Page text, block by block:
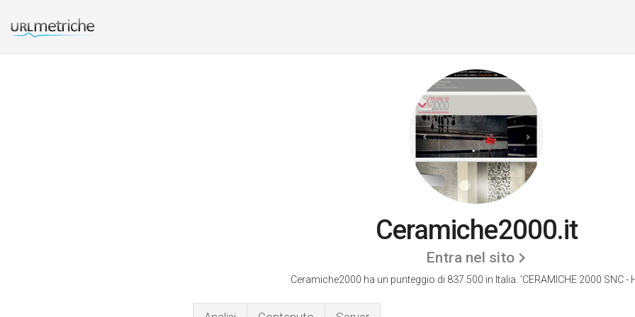
Ceramiche2000.it
Entra nel sito
Ceramiche2000 ha un punteggio di 837.500 in Italia. 'CERAMICHE 2000 SNC -